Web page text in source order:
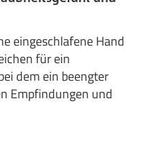
eingeschlafene Hand
für ein
dem ein beengter
Empfindungen und